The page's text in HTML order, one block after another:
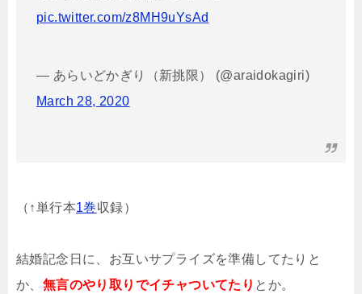
pic.twitter.com/z8MH9uYsAd
— あらいどかぎり（新挑限） (@araidokagiri)
March 28, 2020
（↑単行本1巻収録）
結婚記念日に、お互いサプライズを準備してたりと
か、 無言のやり取りでイチャついてたり とか。